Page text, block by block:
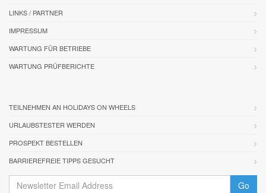
LINKS / PARTNER
IMPRESSUM
WARTUNG FÜR BETRIEBE
WARTUNG PRÜFBERICHTE
TEILNEHMEN AN HOLIDAYS ON WHEELS
URLAUBSTESTER WERDEN
PROSPEKT BESTELLEN
BARRIEREFREIE TIPPS GESUCHT
Go